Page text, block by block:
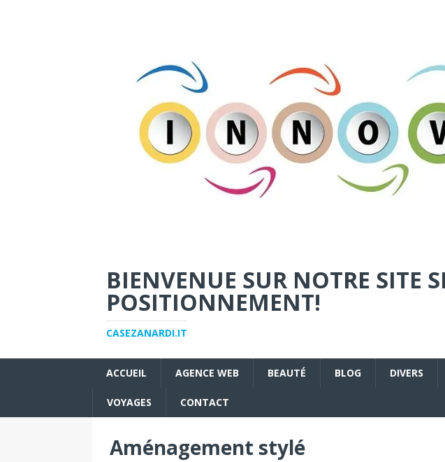
BIENVENUE SUR NOTRE SITE
POSITIONNEMENT!
CASEZANARDI.IT
ACCUEIL AGENCE WEB BEAUTÉ BLOG DIVERS
VOYAGES CONTACT
Aménagement stylé